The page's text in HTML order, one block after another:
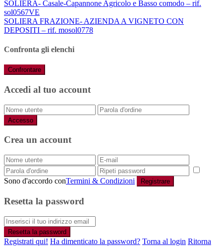
SOLIERA- Casale-Capannone Agricolo e Basso comodo – rif.
sol0567VE
SOLIERA FRAZIONE- AZIENDA A VIGNETO CON
DEPOSITI – rif. mosol0778
Confronta gli elenchi
Confrontare
Accedi al tuo account
Accesso
Crea un account
Sono d'accordo conTermini & Condizioni Registrare
Resetta la password
Resetta la password
Registrati qui! Ha dimenticato la password? Torna al login Ritorna